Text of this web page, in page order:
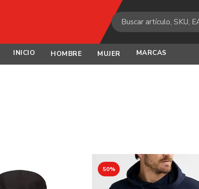
INICIO HOMBRE MUJER MARCAS
50%